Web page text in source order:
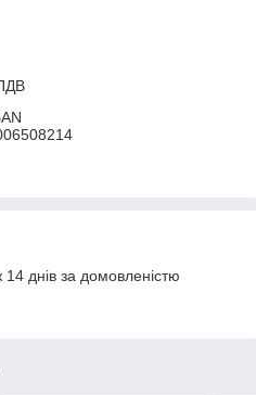
днів за домовленістю